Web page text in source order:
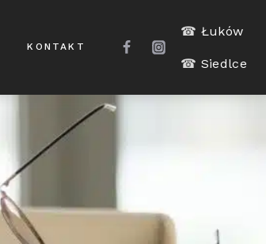
KONTAKT
☎ Łuków
☎ Siedlce